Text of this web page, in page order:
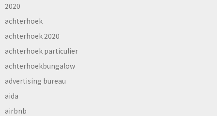
2020
achterhoek
achterhoek 2020
achterhoek particulier
achterhoekbungalow
advertising bureau
aida
airbnb